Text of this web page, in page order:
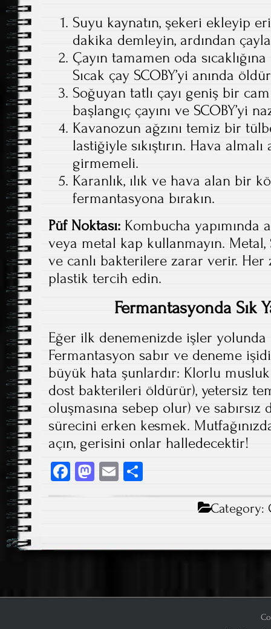
Suyu kaynatın, şekeri ekleyip
dakika demleyin, ardından
Çayın tamamen oda
Sıcak çay SCOBY’yi anında
Soğuyan tatlı çayı geniş bir
başlangıç çayını ve SCOBY’yi
Kavanozun ağzını temiz bir
lastiğiyle sıkıştırın. Hava
girmemeli.
Karanlık, ılık ve hava alan bir
fermantasyona bırakın.
Püf Noktası: Kombucha yapımında
veya metal kap kullanmayın. Metal,
ve canlı bakterilere zarar verir. Her
plastik tercih edin.
Fermantasyonda Sık
Eğer ilk denemenizde işler
Fermantasyon sabır ve deneme
büyük hata şunlardır: Klorlu
dost bakterileri öldürür), yetersiz
oluşmasına sebep olur) ve
sürecini erken kesmek.
açın, gerisini onlar halledecektir!
Fa
ce
ok
M
o
E
m ha
Category: